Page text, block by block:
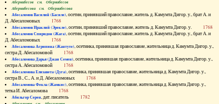
Абернибесов см. Обернибесов
Абернибесова см. Обернибесова
Абесаломов Василий (Басиле), осетин, принявший православие, житель д. Камумта Дигор. у., брат А. и
Д. Абесаломовых 1768
Абесаломов Ираклий (Эрекле), осетин, принявший православие, житель д. Камумта Дигор. у. 1768
Абесаломов Спиридон (Жага), осетин, принявший православие, житель д. Камумта Дигор. у., брат А. и
Д. Абесаломовых 1768
Абесаломова Агрипина (Жантуте), осетинка, принявшая православие, жительница д. Камумта Дигор. у.,
сестра Д. Абесаломовой 1768
Абесаломова Дарья (Джан Семен), осетинка, принявшая православие, жительница д. Камумта Дигор. у.,
сестра А. Абесаломовой 1768
Абесаломова Елизавета (Дуга), осетинка, принявшая православие, жительница д. Камумта Дигор. у.,
сестра В., С., А. и Д. Абесаломовых 1768
Абесаломова Фекла (Жамкис), осетинка, принявшая православие, жительница д. Камумта Дигор. у.,
тетка И. Абесаломова 1768
Абильгор Серен, дат. писатель 1782